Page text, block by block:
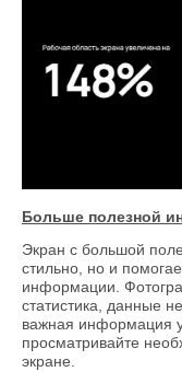
Больше полезной
Экран с большой
стильно, но и
информации.
статистика, данные
важная информация
просматривайте
экране.